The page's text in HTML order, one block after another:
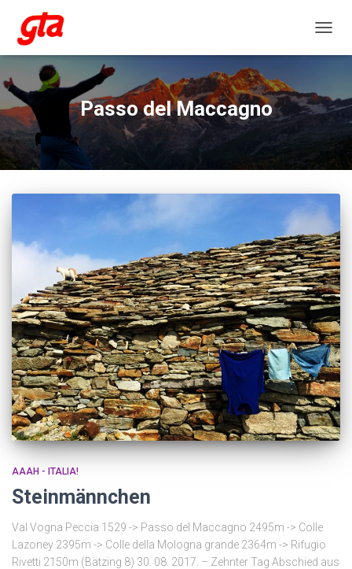
Passo del Maccagno
AAAH - ITALIA!
Steinmännchen
Val Vogna Peccia 1529 -> Passo del Maccagno 2495m -> Colle
Lazoney 2395m -> Colle della Mologna grande 2364m -> Rifugio
Rivetti 2150m (Bätzing 8) 30. 08. 2017. – Zehnter Tag Abschied aus